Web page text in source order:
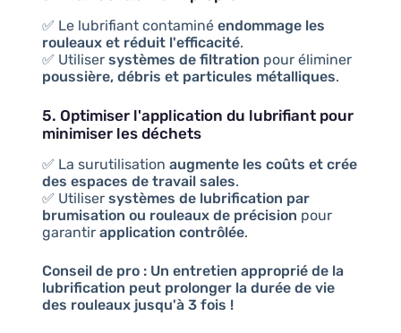
✅ Le lubrifiant contaminé endommage les
rouleaux et réduit l'efficacité.
✅ Utiliser systèmes de filtration pour éliminer
poussière, débris et particules métalliques.
5. Optimiser l'application du lubrifiant pour
minimiser les déchets
✅ La surutilisation augmente les coûts et crée
des espaces de travail sales.
✅ Utiliser systèmes de lubrification par
brumisation ou rouleaux de précision pour
garantir application contrôlée.
Conseil de pro : Un entretien approprié de la
lubrification peut prolonger la durée de vie
des rouleaux jusqu'à 3 fois !